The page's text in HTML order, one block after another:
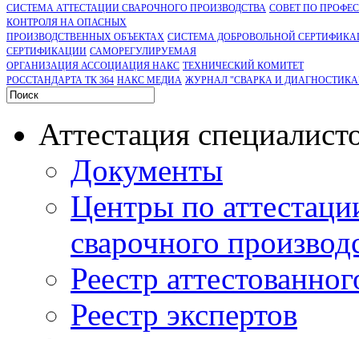
СИСТЕМА АТТЕСТАЦИИ СВАРОЧНОГО ПРОИЗВОДСТВА СОВЕТ ПО
КОНТРОЛЯ НА ОПАСНЫХ
ПРОИЗВОДСТВЕННЫХ ОБЪЕКТАХ СИСТЕМА ДОБРОВОЛЬНОЙ
CЕРТИФИКАЦИИ САМОРЕГУЛИРУЕМАЯ
ОРГАНИЗАЦИЯ АССОЦИАЦИЯ НАКС ТЕХНИЧЕСКИЙ КОМИТЕТ
РОССТАНДАРТА ТК 364 НАКС МЕДИА ЖУРНАЛ "СВАРКА И
Аттестация
Документы
Центры по
сварочного
Реестр
Реестр экспертов